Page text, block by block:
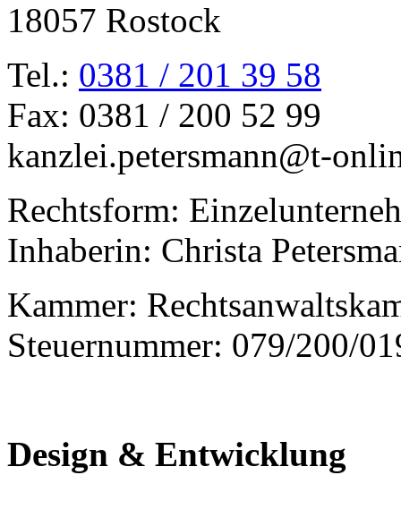
18057 Rostock
Tel.: 0381 / 201 39 58
Fax: 0381 / 200 52 99
kanzlei.petersmann@t-
Rechtsform:
Inhaberin: Christa
Kammer:
Steuernummer: 079/200/
Design & Entwicklung